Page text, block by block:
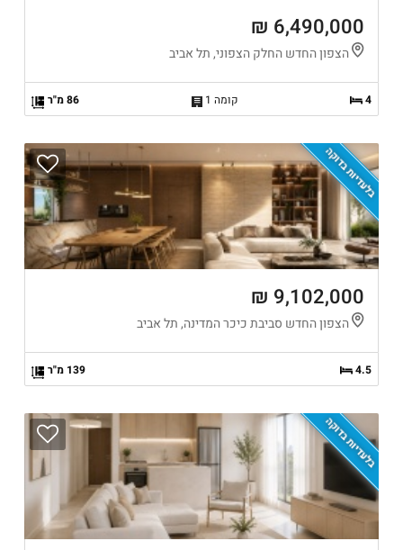
6,490,000 ₪
הצפון החדש החלק הצפוני, תל אביב
4 קומה 1 86 מ"ר
בלעדיות בדוקה
9,102,000 ₪
הצפון החדש סביבת כיכר המדינה, תל אביב
4.5 139 מ"ר
בלעדיות בדוקה